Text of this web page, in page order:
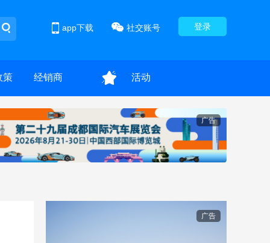
登录
社交账号
app下载
策 经销商 活动
广告
广告